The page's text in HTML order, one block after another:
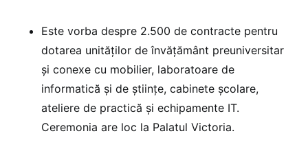
Este vorba despre 2.500 de contracte pentru
dotarea unităţilor de învăţământ preuniversitar
şi conexe cu mobilier, laboratoare de
informatică şi de ştiinţe, cabinete şcolare,
ateliere de practică şi echipamente IT.
Ceremonia are loc la Palatul Victoria.